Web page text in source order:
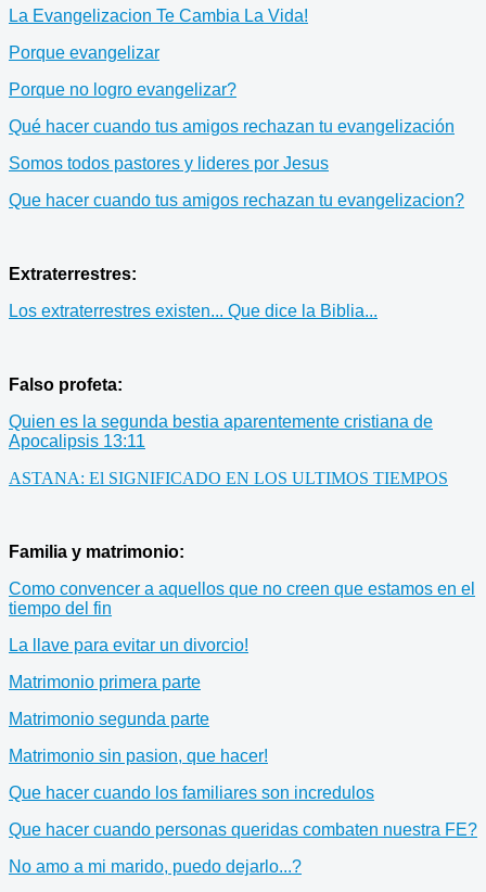
La Evangelizacion Te Cambia La Vida!
Porque evangelizar
Porque no logro evangelizar?
Qué hacer cuando tus amigos rechazan tu evangelización
Somos todos pastores y lideres por Jesus
Que hacer cuando tus amigos rechazan tu evangelizacion?
Extraterrestres:
Los extraterrestres existen... Que dice la Biblia...
Falso profeta:
Quien es la segunda bestia aparentemente cristiana de
Apocalipsis 13:11
ASTANA: El SIGNIFICADO EN LOS ULTIMOS TIEMPOS
Familia y matrimonio:
Como convencer a aquellos que no creen que estamos en el
tiempo del fin
La llave para evitar un divorcio!
Matrimonio primera parte
Matrimonio segunda parte
Matrimonio sin pasion, que hacer!
Que hacer cuando los familiares son incredulos
Que hacer cuando personas queridas combaten nuestra FE?
No amo a mi marido, puedo dejarlo...?